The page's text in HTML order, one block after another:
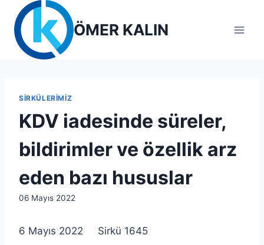
content
ÖMER KALIN
SIRKÜLERIMIZ
KDV iadesinde süreler,
bildirimler ve özellik arz
eden bazı hususlar
By
06 Mayıs 2022
6 Mayıs 2022 Sirkü 1645